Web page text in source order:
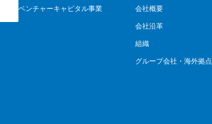
ベンチャーキャピタル事業 会社概要
会社沿革
組織
グループ会社・海外拠点